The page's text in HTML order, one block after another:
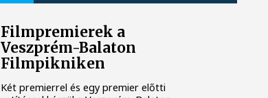
Filmpremierek a
Veszprém-Balaton
Filmpikniken
Két premierrel és egy premier előtti